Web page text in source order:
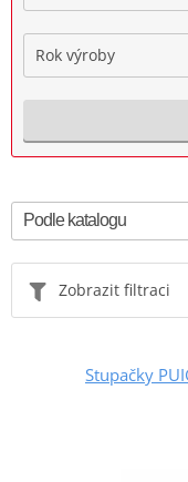
Rok výroby
Zobrazit filtraci
Stupačky